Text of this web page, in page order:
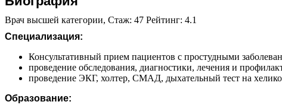
Врач высшей категории, Стаж: 47 Рейтинг: 4.1
Специализация:
Консультативный прием пациентов с простудными
проведение обследования, диагностики, лечения и
проведение ЭКГ, холтер, СМАД, дыхательный тест на
Образование: